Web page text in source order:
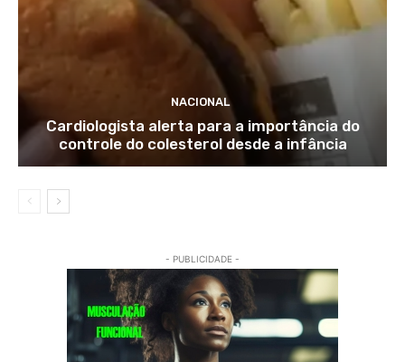
NACIONAL
Cardiologista alerta para a importância do
controle do colesterol desde a infância
- PUBLICIDADE -